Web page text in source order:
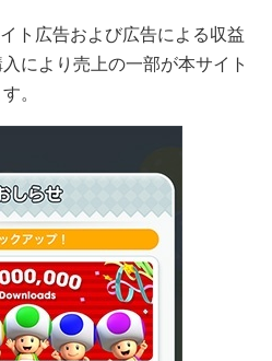
ト広告および広告による収益
により売上の一部が本サイト
。